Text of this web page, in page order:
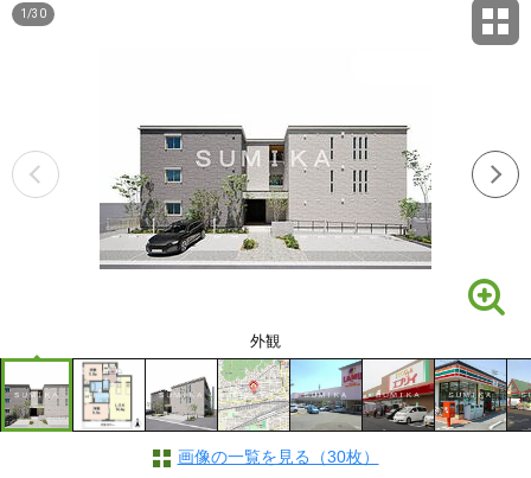
外観
1 /30
画像の一覧を見る（30枚）